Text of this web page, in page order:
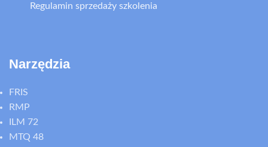
Regulamin sprzedaży szkolenia
Narzędzia
FRIS
RMP
ILM 72
MTQ 48